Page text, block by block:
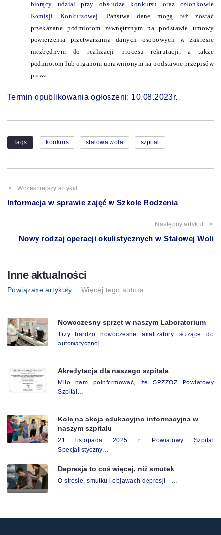
biorący udział przy obsłudze konkursu oraz członkowie
Komisji Konkursowej.Państwa dane mogą też zostać
przekazane podmiotom zewnętrznym na podstawie umowy
powierzenia przetwarzania danych osobowych w zakresie
niezbędnym do realizacji procesu rekrutacji, a także
podmiotom lub organom uprawnionym na podstawie przepisów
prawa.
Termin opublikowania ogłoszeni: 10.08.2023r.
Tags konkurs stalowa wola szpital
Wcześniejszy artykuł
Informacja w sprawie zajęć w Szkole Rodzenia
Następny artykuł
Nowy rodzaj operacji okulistycznych w Stalowej Woli
Inne aktualności
Powiązane artykuły Więcej tego autora
Nowoczesny sprzęt w naszym Laboratorium
Trzy bardzo nowoczesne analizatory służące do
automatycznej…
Akredytacja dla naszego szpitala
Miło nam poinformować, że SPZZOZ Powiatowy
Szpital…
Kolejna akcja edukacyjno-informacyjna w
naszym szpitalu
21 listopada 2025 r. Powiatowy Szpital
Specjalistyczny…
Depresja to coś więcej, niż smutek
O stresie, smutku i objawach depresji –…